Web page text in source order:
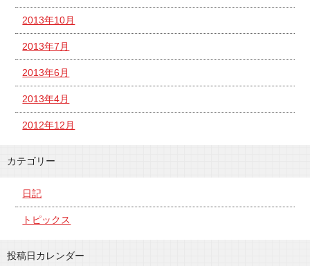
2013年10月
2013年7月
2013年6月
2013年4月
2012年12月
カテゴリー
日記
トピックス
投稿日カレンダー